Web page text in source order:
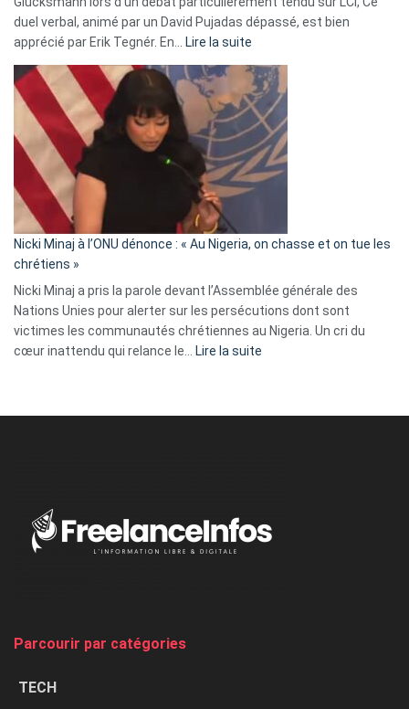
»
duel verbal, animé par un David Pujadas dépassé, est bien
apprécié par Erik Tegnér. En… Lire la suite
Tegnér
exulte
« Zemmour
a
tout
parle
ses
tripes »
Nicki Minaj à l’ONU dénonce : « Au Nigeria, on chasse et on tue les
chrétiens »
Nicki Minaj a pris la parole devant l’Assemblée générale des
Nations Unies pour alerter sur les persécutions dont sont
victimes les communautés chrétiennes au Nigeria. Un cri du
cœur inattendu qui relance le… Lire la suite
Nigeria,
Parcourir par catégories
TECH